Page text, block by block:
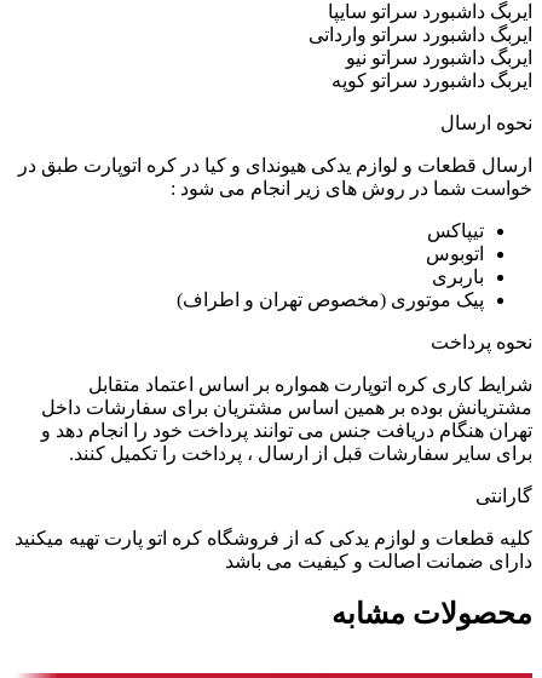
ایربگ داشبورد سراتو سایپا
ایربگ داشبورد سراتو وارداتی
ایربگ داشبورد سراتو نیو
ایربگ داشبورد سراتو کوپه
نحوه ارسال
ارسال قطعات و لوازم یدکی هیوندای و کیا در کره اتوپارت طبق در
خواست شما در روش های زیر انجام می شود :
تیپاکس
اتوبوس
باربری
پیک موتوری (مخصوص تهران و اطراف)
نحوه پرداخت
شرایط کاری کره اتوپارت همواره بر اساس اعتماد متقابل
مشتریانش بوده بر همین اساس مشتریان برای سفارشات داخل
تهران هنگام دریافت جنس می توانند پرداخت خود را انجام دهد و
برای سایر سفارشات قبل از ارسال ، پرداخت را تکمیل کنند.
گارانتی
کلیه قطعات و لوازم یدکی که از فروشگاه کره اتو پارت تهیه میکنید
دارای ضمانت اصالت و کیفیت می باشد
محصولات مشابه